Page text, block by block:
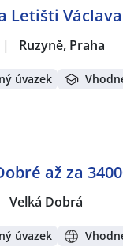
Letišti
| Ruzyně, Praha
úvazek
až za
Velká Dobrá
úvazek